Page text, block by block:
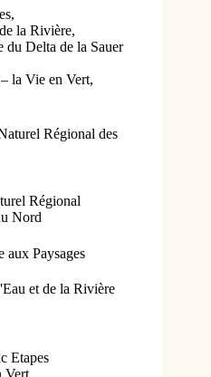
la Rivière,
du Delta de la Sauer
la Vie en Vert,
Régional des